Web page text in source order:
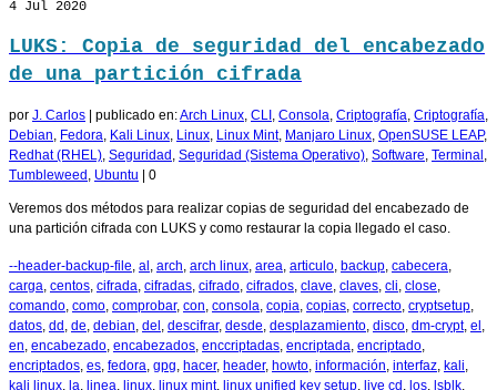
4 Jul 2020
LUKS: Copia de seguridad del encabezado
de una partición cifrada
por J. Carlos publicado en:Arch Linux, CLI , Consola, Criptografía, Criptografía,
Debian, Fedora, Kali Linux, Linux, Linux Mint, Manjaro Linux, OpenSUSE LEAP,
Redhat (RHEL), Seguridad , Seguridad (Sistema Operativo), Software, Terminal ,
Tumbleweed , Ubuntu 0
Veremos dos métodos para realizar copias de seguridad del encabezado de
una partición cifrada con LUKS y como restaurar la copia llegado el caso.
--header-backup-file, al , arch, arch linux, area, articulo, backup, cabecera,
carga, centos, cifrada, cifradas, cifrado, cifrados, clave, claves, cli, close,
comando, como, comprobar, con, consola, copia, copias, correcto, cryptsetup,
datos, dd , de, debian, del , descifrar, desde, desplazamiento, disco, dm-crypt, el ,
en, encabezado, encabezados, enccriptadas, encriptada, encriptado,
encriptados, es, fedora, gpg, hacer, header, howto, información, interfaz, kali,
kali linux, la, linea, linux, linux mint, linux unified key setup, live cd , los, lsblk,